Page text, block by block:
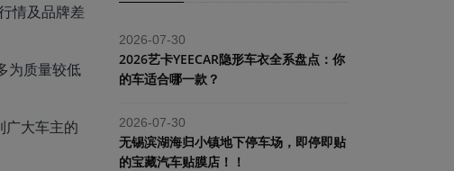
情及品牌差
为质量较低
广大车主的
2026-07-30
2026艺卡YEECAR隐形车衣全系盘点：你
的车适合哪一款？
2026-07-30
​无锡滨湖海归小镇地下停车场，即停即贴
的宝藏汽车贴膜店！！